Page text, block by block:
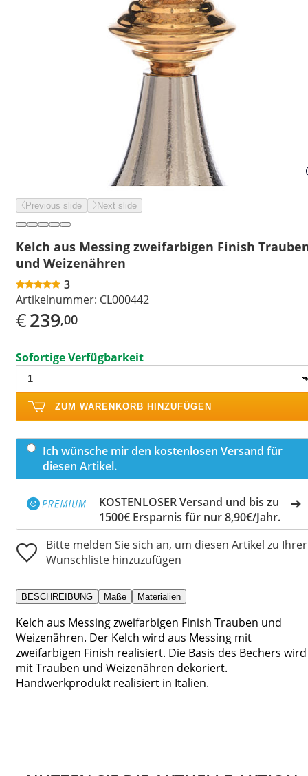
Previous slide Next slide
Kelch aus Messing zweifarbigen Finish
und Weizenähren
3
Artikelnummer: CL000442
€239,00
Sofortige Verfügbarkeit
ZUM WARENKORB HINZUFÜGEN
Ich wünsche mir den kostenlosen Versand für
diesen Artikel.
KOSTENLOSER Versand und bis zu
1500€ Ersparnis für nur 8,90€/Jahr.
Bitte melden Sie sich an, um diesen Artikel zu Ihrer
Wunschliste hinzuzufügen
BESCHREIBUNG Maße Materialien
Kelch aus Messing zweifarbigen Finish Trauben und
Weizenähren. Der Kelch wird aus Messing mit
zweifarbigen Finish realisiert. Die Basis des Bechers wird
mit Trauben und Weizenähren dekoriert.
Handwerkprodukt realisiert in Italien.